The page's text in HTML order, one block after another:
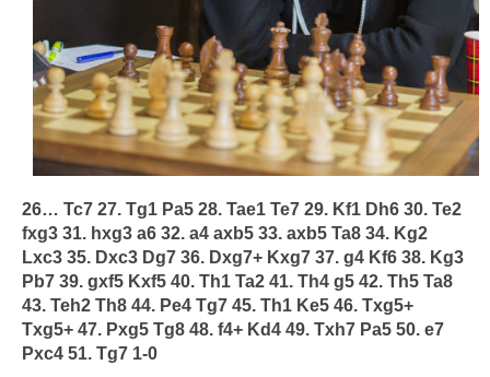
26… Tc7 27. Tg1 Pa5 28. Tae1 Te7 29. Kf1 Dh6 30. Te2
fxg3 31. hxg3 a6 32. a4 axb5 33. axb5 Ta8 34. Kg2
Lxc3 35. Dxc3 Dg7 36. Dxg7+ Kxg7 37. g4 Kf6 38. Kg3
Pb7 39. gxf5 Kxf5 40. Th1 Ta2 41. Th4 g5 42. Th5 Ta8
43. Teh2 Th8 44. Pe4 Tg7 45. Th1 Ke5 46. Txg5+
Txg5+ 47. Pxg5 Tg8 48. f4+ Kd4 49. Txh7 Pa5 50. e7
Pxc4 51. Tg7 1-0